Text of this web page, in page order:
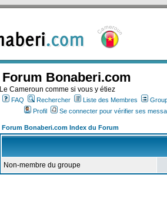
Forum Bonaberi.com
Le Cameroun comme si vous y étiez
FAQ Rechercher Liste des Membres
Profil
Se connecter pour vérifier ses
Forum Bonaberi.com Index du Forum
Non-membre du groupe